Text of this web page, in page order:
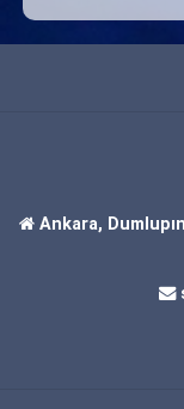
Ankara,